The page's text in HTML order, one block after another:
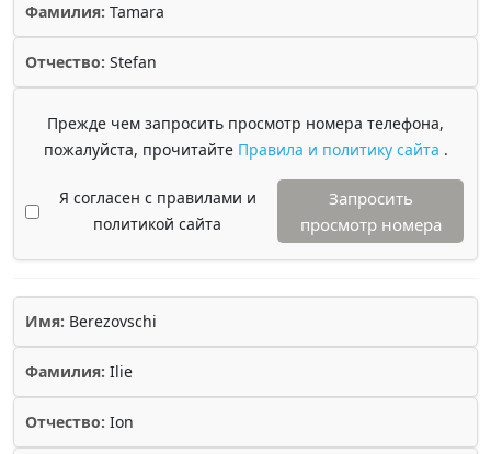
Фамилия: Tamara
Отчество: Stefan
Прежде чем запросить просмотр номера телефона,
пожалуйста, прочитайте Правила и политику сайта .
Я согласен с правилами и
политикой сайта
Запросить
просмотр номера
Имя: Berezovschi
Фамилия: Ilie
Отчество: Ion